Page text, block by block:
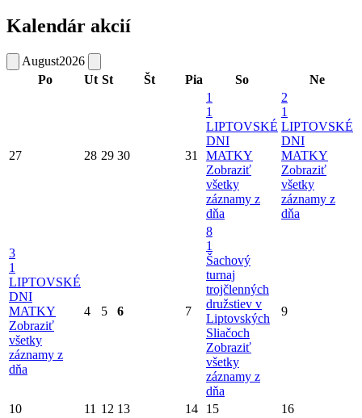
Kalendár akcií
August2026
Po
Ut St Št Pia So Ne
27 28 29 30 31
1
1
LIPTOVSKÉ
DNI
MATKY
Zobraziť
všetky
záznamy z
dňa
2
1
LIPTOVSKÉ
DNI
MATKY
Zobraziť
všetky
záznamy z
dňa
3
1
LIPTOVSKÉ
DNI
MATKY
Zobraziť
všetky
záznamy z
dňa
4 5 6 7
8
1
Šachový
turnaj
trojčlenných
družstiev v
Liptovských
Sliačoch
Zobraziť
všetky
záznamy z
dňa
9
10 11 12 13 14 15 16